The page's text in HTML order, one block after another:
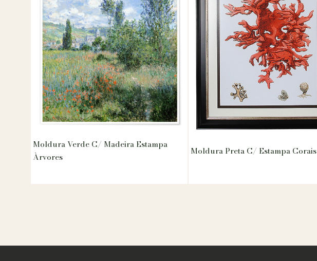
Moldura Verde C/ Madeira Estampa
Àrvores
Moldura Preta C/ Estampa Corais